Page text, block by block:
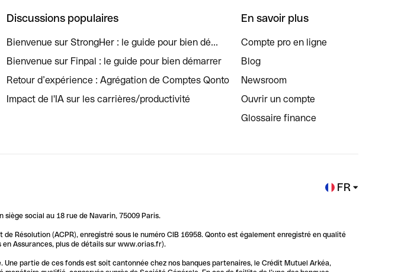
Discussions populaires
Bienvenue sur StrongHer : le guide pour bien dé...
Bienvenue sur Finpal : le guide pour bien démarrer
Retour d’expérience : Agrégation de Comptes Qonto
Impact de l'IA sur les carrières/productivité
En savoir plus
Compte pro en ligne
Blog
Newsroom
Ouvrir un compte
Glossaire finance
FR
siège social au 18 rue de Navarin, 75009 Paris.
Résolution (ACPR), enregistré sous le numéro CIB 16958. Qonto est également enregistré en qualité
en Assurances, plus de détails sur www.orias.fr).
partie de ces fonds est soit cantonnée chez nos banques partenaires, le Crédit Mutuel Arkéa,